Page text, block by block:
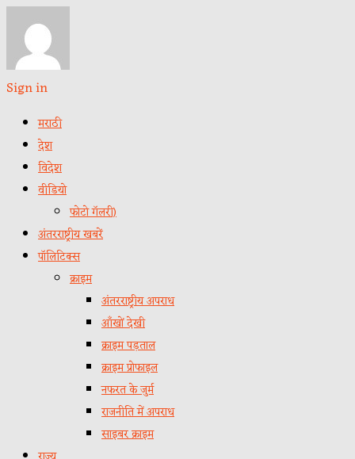
Sign in
मराठी
देश
विदेश
वीडियो
फोटो गॅलरी)
अंतरराष्ट्रीय खबरें
पॉलिटिक्स
क्राइम
अंतरराष्ट्रीय अपराध
आँखों देखी
क्राइम पड़ताल
क्राइम प्रोफाइल
नफरत के जुर्म
राजनीति में अपराध
साइबर क्राइम